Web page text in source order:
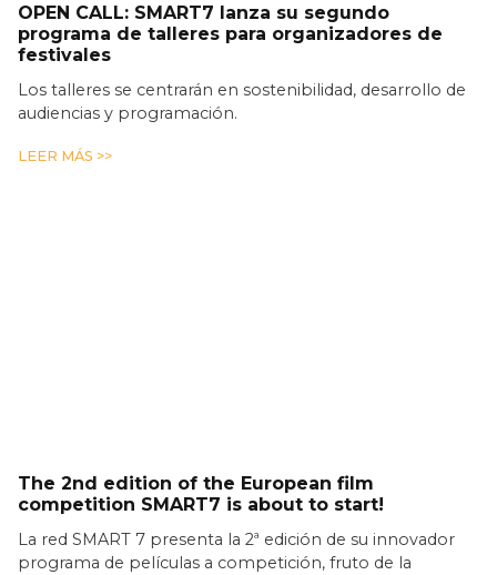
OPEN CALL: SMART7 lanza su segundo
programa de talleres para organizadores de
festivales
Los talleres se centrarán en sostenibilidad, desarrollo de
audiencias y programación.
LEER MÁS >>
The 2nd edition of the European film
competition SMART7 is about to start!
La red SMART 7 presenta la 2ª edición de su innovador
programa de películas a competición, fruto de la